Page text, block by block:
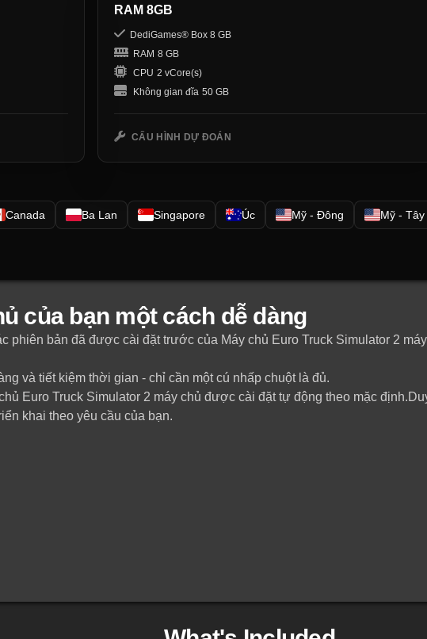
RAM 8GB
DediGames® Box 8 GB
RAM 8 GB
CPU 2 vCore(s)
Không gian đĩa 50 GB
CẤU HÌNH DỰ ĐOÁN
Canada Ba Lan Singapore Úc Mỹ - Đông Mỹ - Tây
của bạn một cách dễ dàng
phiên bản đã được cài đặt trước của Máy chủ Euro Truck Simulator 2
và tiết kiệm thời gian - chỉ cần một cú nhấp chuột là đủ.
Euro Truck Simulator 2 máy chủ được cài đặt tự động theo mặc
khai theo yêu cầu của bạn.